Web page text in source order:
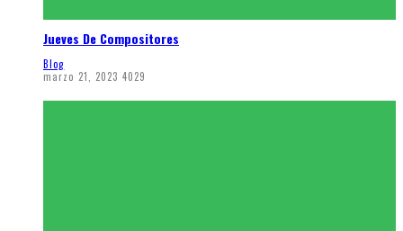
Jueves De Compositores
Blog
marzo 21, 2023 4029